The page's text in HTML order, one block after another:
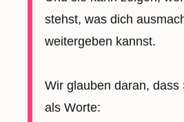
stehst, was dich
weitergeben kannst.
Wir glauben daran, dass
als Worte: